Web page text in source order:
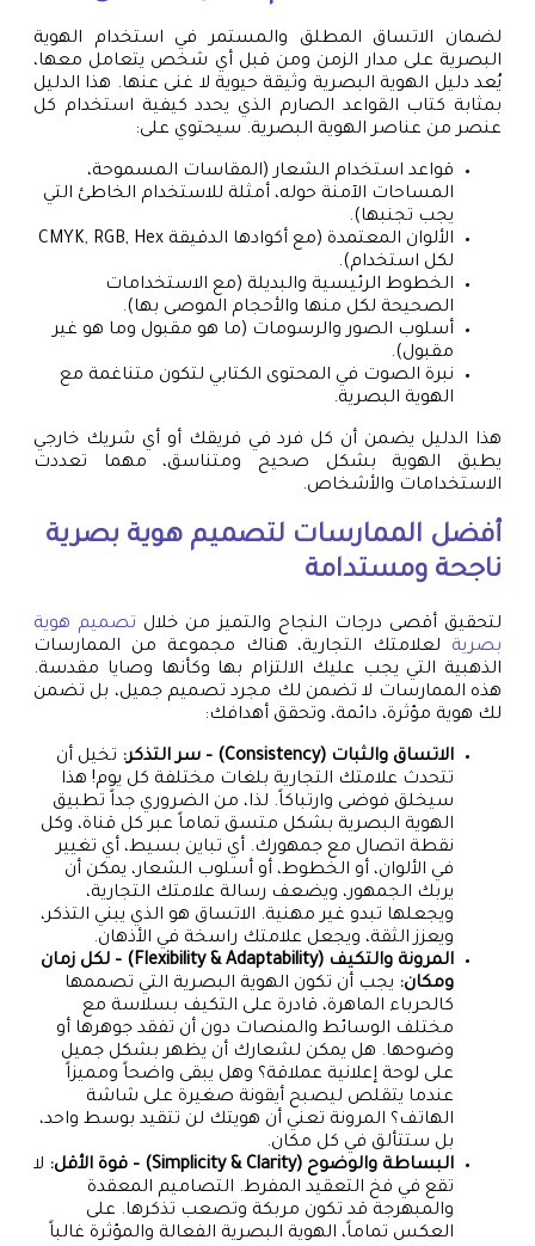
لضمان الاتساق المطلق والمستمر في استخدام الهوية
البصرية على مدار الزمن ومن قبل أي شخص يتعامل معها،
يُعد دليل الهوية البصرية وثيقة حيوية لا غنى عنها. هذا الدليل
بمثابة كتاب القواعد الصارم الذي يحدد كيفية استخدام كل
عنصر من عناصر الهوية البصرية. سيحتوي على:
قواعد استخدام الشعار (المقاسات المسموحة،
المساحات الآمنة حوله، أمثلة للاستخدام الخاطئ التي
يجب تجنبها).
الألوان المعتمدة (مع أكوادها الدقيقة CMYK, RGB, Hex
لكل استخدام).
الخطوط الرئيسية والبديلة (مع الاستخدامات
الصحيحة لكل منها والأحجام الموصى بها).
أسلوب الصور والرسومات (ما هو مقبول وما هو غير
مقبول).
نبرة الصوت في المحتوى الكتابي لتكون متناغمة مع
الهوية البصرية.
هذا الدليل يضمن أن كل فرد في فريقك أو أي شريك خارجي
يطبق الهوية بشكل صحيح ومتناسق، مهما تعددت
الاستخدامات والأشخاص.
أفضل الممارسات لتصميم هوية بصرية
ناجحة ومستدامة
لتحقيق أقصى درجات النجاح والتميز من خلال تصميم هوية
بصرية لعلامتك التجارية، هناك مجموعة من الممارسات
الذهبية التي يجب عليك الالتزام بها وكأنها وصايا مقدسة.
هذه الممارسات لا تضمن لك مجرد تصميم جميل، بل تضمن
لك هوية مؤثرة، دائمة، وتحقق أهدافك:
الاتساق والثبات (Consistency) – سر التذكر:
تخيل أن
تتحدث علامتك التجارية بلغات مختلفة كل يوم! هذا
سيخلق فوضى وارتباكاً. لذا، من الضروري جداً تطبيق
الهوية البصرية بشكل متسق تماماً عبر كل قناة، وكل
نقطة اتصال مع جمهورك. أي تباين بسيط، أي تغيير
في الألوان، أو الخطوط، أو أسلوب الشعار، يمكن أن
يربك الجمهور، ويضعف رسالة علامتك التجارية،
ويجعلها تبدو غير مهنية. الاتساق هو الذي يبني التذكر،
ويعزز الثقة، ويجعل علامتك راسخة في الأذهان.
المرونة والتكيف (Flexibility & Adaptability) – لكل زمان
ومكان: يجب أن تكون الهوية البصرية التي تصممها
كالحرباء الماهرة، قادرة على التكيف بسلاسة مع
مختلف الوسائط والمنصات دون أن تفقد جوهرها أو
وضوحها. هل يمكن لشعارك أن يظهر بشكل جميل
على لوحة إعلانية عملاقة؟ وهل يبقى واضحاً ومميزاً
عندما يتقلص ليصبح أيقونة صغيرة على شاشة
الهاتف؟ المرونة تعني أن هويتك لن تتقيد بوسط واحد،
بل ستتألق في كل مكان.
البساطة والوضوح (Simplicity & Clarity) – قوة الأقل:
لا
تقع في فخ التعقيد المفرط. التصاميم المعقدة
والمبهرجة قد تكون مربكة وتصعب تذكرها. على
العكس تماماً، الهوية البصرية الفعالة والمؤثرة غالباً